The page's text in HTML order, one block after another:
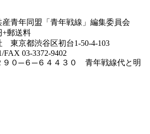
青年同盟「青年戦線」編集委員会
+郵送料
東京都渋谷区初台1-50-4-103
FAX 03-3372-9402
０─６─６４４３０ 青年戦線代と明